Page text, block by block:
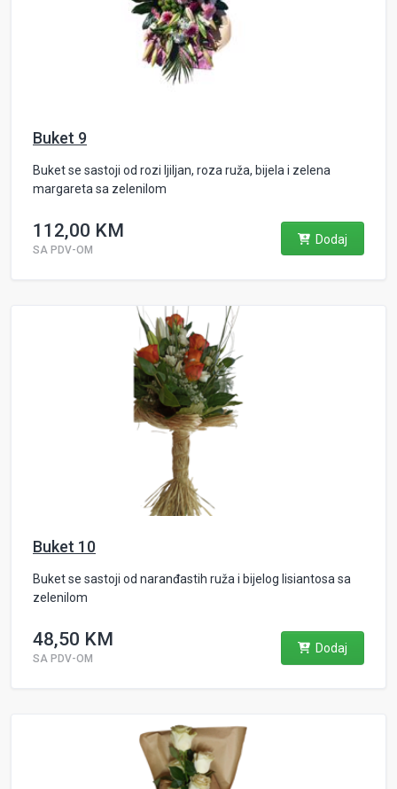
Buket 9
Buket se sastoji od rozi ljiljan, roza ruža, bijela i zelena
margareta sa zelenilom
112,00 KM
SA PDV-OM
Dodaj
Buket 10
Buket se sastoji od naranđastih ruža i bijelog lisiantosa sa
zelenilom
48,50 KM
SA PDV-OM
Dodaj